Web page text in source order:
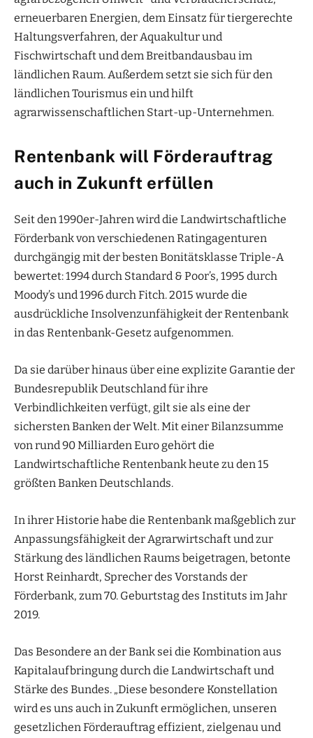
erneuerbaren Energien, dem Einsatz für tiergerechte
Haltungsverfahren, der Aquakultur und
Fischwirtschaft und dem Breitbandausbau im
ländlichen Raum. Außerdem setzt sie sich für den
ländlichen Tourismus ein und hilft
agrarwissenschaftlichen Start-up-Unternehmen.
Rentenbank will Förderauftrag
auch in Zukunft erfüllen
Seit den 1990er-Jahren wird die Landwirtschaftliche
Förderbank von verschiedenen Ratingagenturen
durchgängig mit der besten Bonitätsklasse Triple-A
bewertet: 1994 durch Standard & Poor’s, 1995 durch
Moody’s und 1996 durch Fitch. 2015 wurde die
ausdrückliche Insolvenzunfähigkeit der Rentenbank
in das Rentenbank-Gesetz aufgenommen.
Da sie darüber hinaus über eine explizite Garantie der
Bundesrepublik Deutschland für ihre
Verbindlichkeiten verfügt, gilt sie als eine der
sichersten Banken der Welt. Mit einer Bilanzsumme
von rund 90 Milliarden Euro gehört die
Landwirtschaftliche Rentenbank heute zu den 15
größten Banken Deutschlands.
In ihrer Historie habe die Rentenbank maßgeblich zur
Anpassungsfähigkeit der Agrarwirtschaft und zur
Stärkung des ländlichen Raums beigetragen, betonte
Horst Reinhardt, Sprecher des Vorstands der
Förderbank, zum 70. Geburtstag des Instituts im Jahr
2019.
Das Besondere an der Bank sei die Kombination aus
Kapitalaufbringung durch die Landwirtschaft und
Stärke des Bundes. „Diese besondere Konstellation
wird es uns auch in Zukunft ermöglichen, unseren
gesetzlichen Förderauftrag effizient, zielgenau und